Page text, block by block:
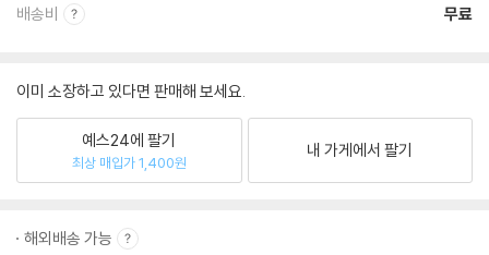
배송비 무료
이미 소장하고 있다면 판매해 보세요.
예스24에 팔기
최상 매입가 1,400원
내 가게에서 팔기
해외배송 가능